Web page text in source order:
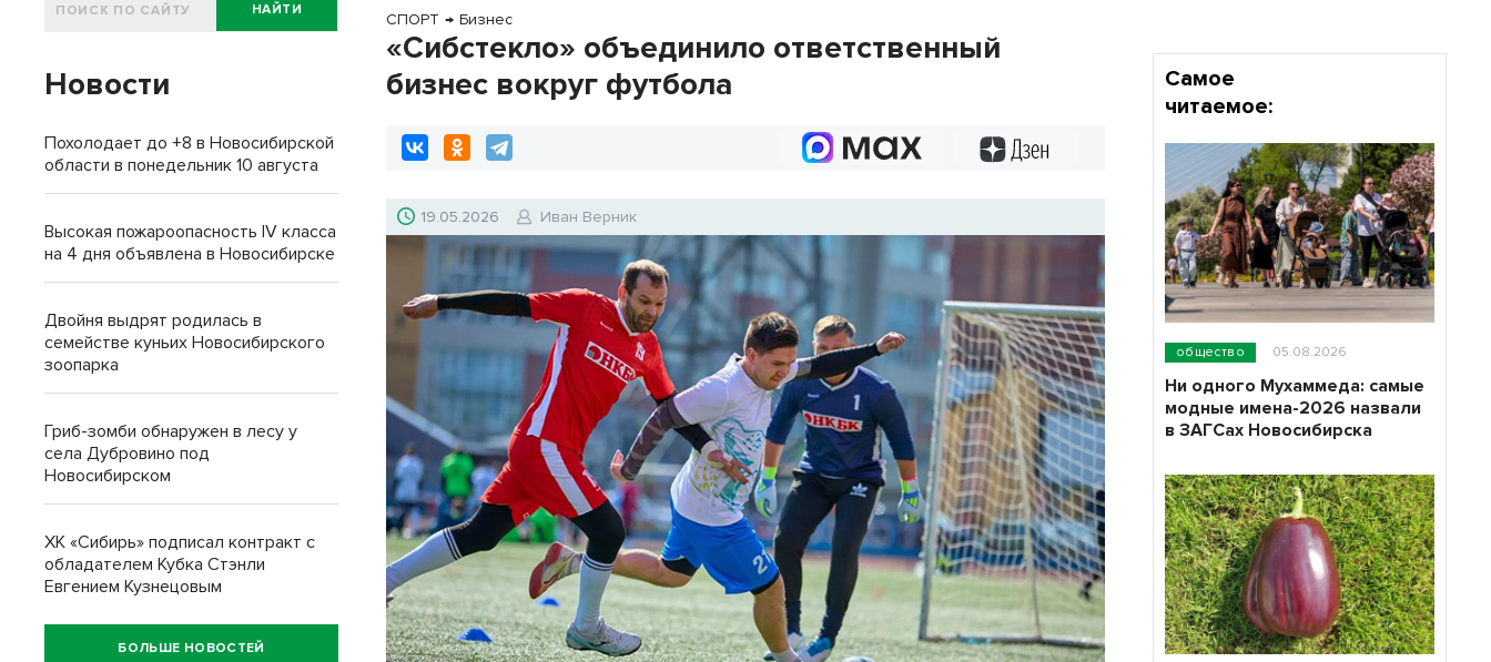
СПОРТ → Бизнес
«Сибстекло» объединило ответственный
бизнес вокруг футбола
19.05.2026 Иван Верник
НАЙТИ
Новости
Похолодает до +8 в Новосибирской
области в понедельник 10 августа
Высокая пожароопасность IV класса
на 4 дня объявлена в Новосибирске
Двойня выдрят родилась в
семействе куньих Новосибирского
зоопарка
Гриб-зомби обнаружен в лесу у
села Дубровино под
Новосибирском
ХК «Сибирь» подписал контракт с
обладателем Кубка Стэнли
Евгением Кузнецовым
БОЛЬШЕ НОВОСТЕЙ
Самое
читаемое:
общество 05.08.2026
Ни одного Мухаммеда: самые
модные имена-2026 назвали
в ЗАГСах Новосибирска